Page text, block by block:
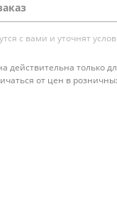
с вами и уточнят
действительна только
от цен в